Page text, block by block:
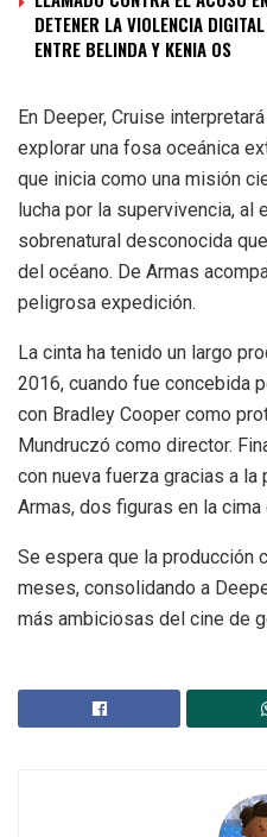
DETENER LA VIOLENCIA
ENTRE BELINDA Y KENIA OS
En Deeper, Cruise
explorar una fosa oceánica
que inicia como una misión
lucha por la supervivencia, al
sobrenatural desconocida
del océano. De Armas
peligrosa expedición.
La cinta ha tenido un largo
2016, cuando fue concebida
con Bradley Cooper como
Mundruczó como director.
con nueva fuerza gracias a
Armas, dos figuras en la
Se espera que la producción
meses, consolidando a
más ambiciosas del cine de